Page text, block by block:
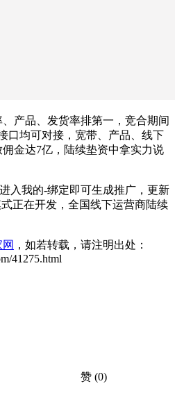
产品、发货率排第一，竞合期间
口均可对接，宽带、产品、线下
金达7亿，陆续垫资中拿实力说
入我的-绑定即可生成推广，更新
正在开发，全国线下运营商陆续
，如若转载，请注明出处：
41275.html
赞 (0)